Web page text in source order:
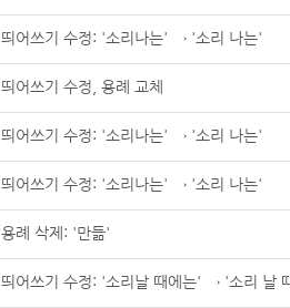
띄어쓰기 수정: '소리나는' → '소리 나는'
띄어쓰기 수정, 용례 교체
띄어쓰기 수정: '소리나는' → '소리 나는'
띄어쓰기 수정: '소리나는' → '소리 나는'
용례 삭제: '만듦'
띄어쓰기 수정: '소리날 때에는' → '소리 날